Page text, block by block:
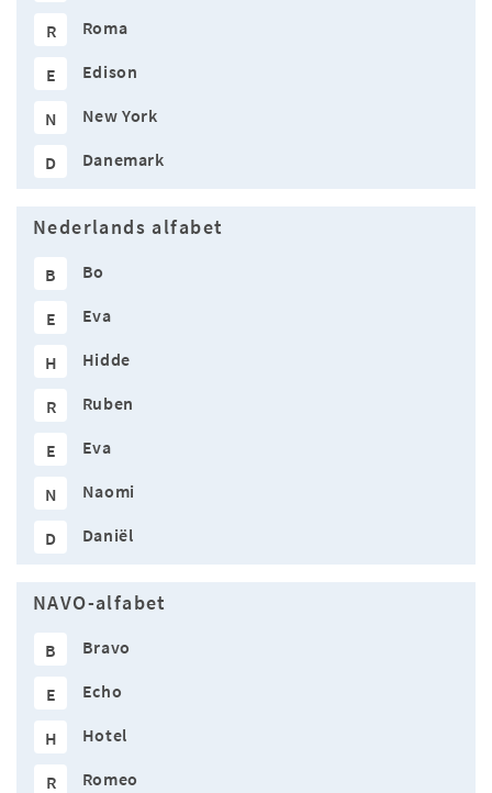
R Roma
E Edison
N New York
D Danemark
Nederlands alfabet
B Bo
E Eva
H Hidde
R Ruben
E Eva
N Naomi
D Daniël
NAVO-alfabet
B Bravo
E Echo
H Hotel
R Romeo